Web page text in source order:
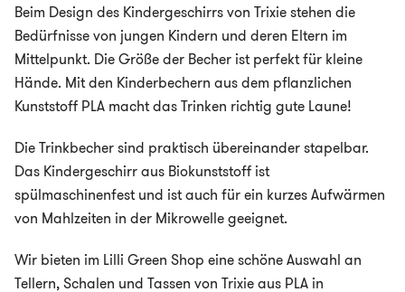
Beim Design des Kindergeschirrs von Trixie stehen die
Bedürfnisse von jungen Kindern und deren Eltern im
Mittelpunkt. Die Größe der Becher ist perfekt für kleine
Hände. Mit den Kinderbechern aus dem pflanzlichen
Kunststoff PLA macht das Trinken richtig gute Laune!
Die Trinkbecher sind praktisch übereinander stapelbar.
Das Kindergeschirr aus Biokunststoff ist
spülmaschinenfest und ist auch für ein kurzes Aufwärmen
von Mahlzeiten in der Mikrowelle geeignet.
Wir bieten im Lilli Green Shop eine schöne Auswahl an
Tellern, Schalen und Tassen von Trixie aus PLA in